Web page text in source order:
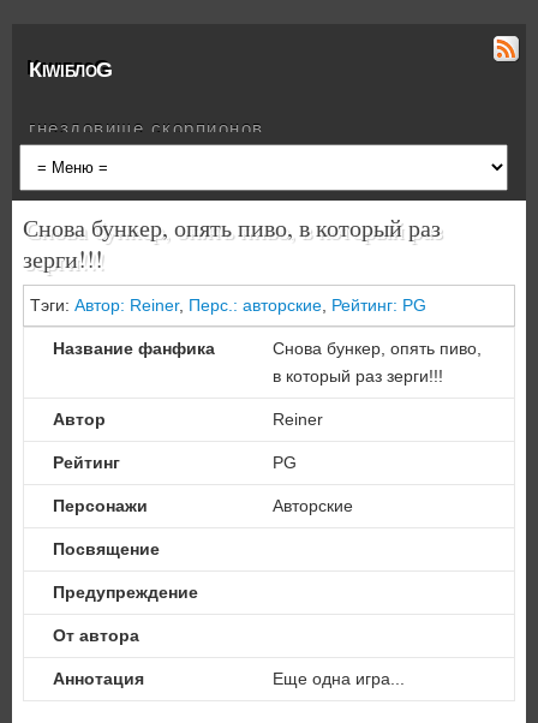
КiwiблоG
гнездовище скорпионов
Снова бункер, опять пиво, в который раз
зерги!!!
Тэги: Автор: Reiner, Перс.: авторские, Рейтинг: PG
Название фанфика
Снова бункер, опять пиво,
в который раз зерги!!!
Автор Reiner
Рейтинг PG
Персонажи Авторские
Посвящение
Предупреждение
От автора
Аннотация Еще одна игра...